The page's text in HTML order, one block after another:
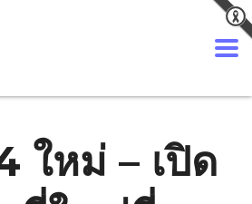
ใหม่ – เปิด